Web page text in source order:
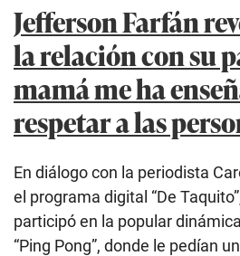
Jefferson Farfán
la relación con su
mamá me ha
respetar a las
En diálogo con la periodista
el programa digital “De
participó en la popular
“Ping Pong”, donde le pedían